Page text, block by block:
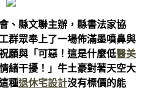
、縣文聯主辦，縣書法家協
群眾奉上了一場佈滿墨噴鼻與
願與「可惡！這是什麼低醫美
緒干擾！」牛土豪對著天空大
種退休宅設計沒有標價的能